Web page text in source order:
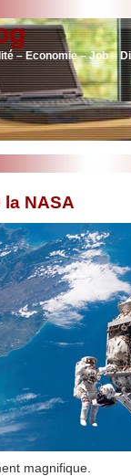
– Economie – Job –
NASA
magnifique.